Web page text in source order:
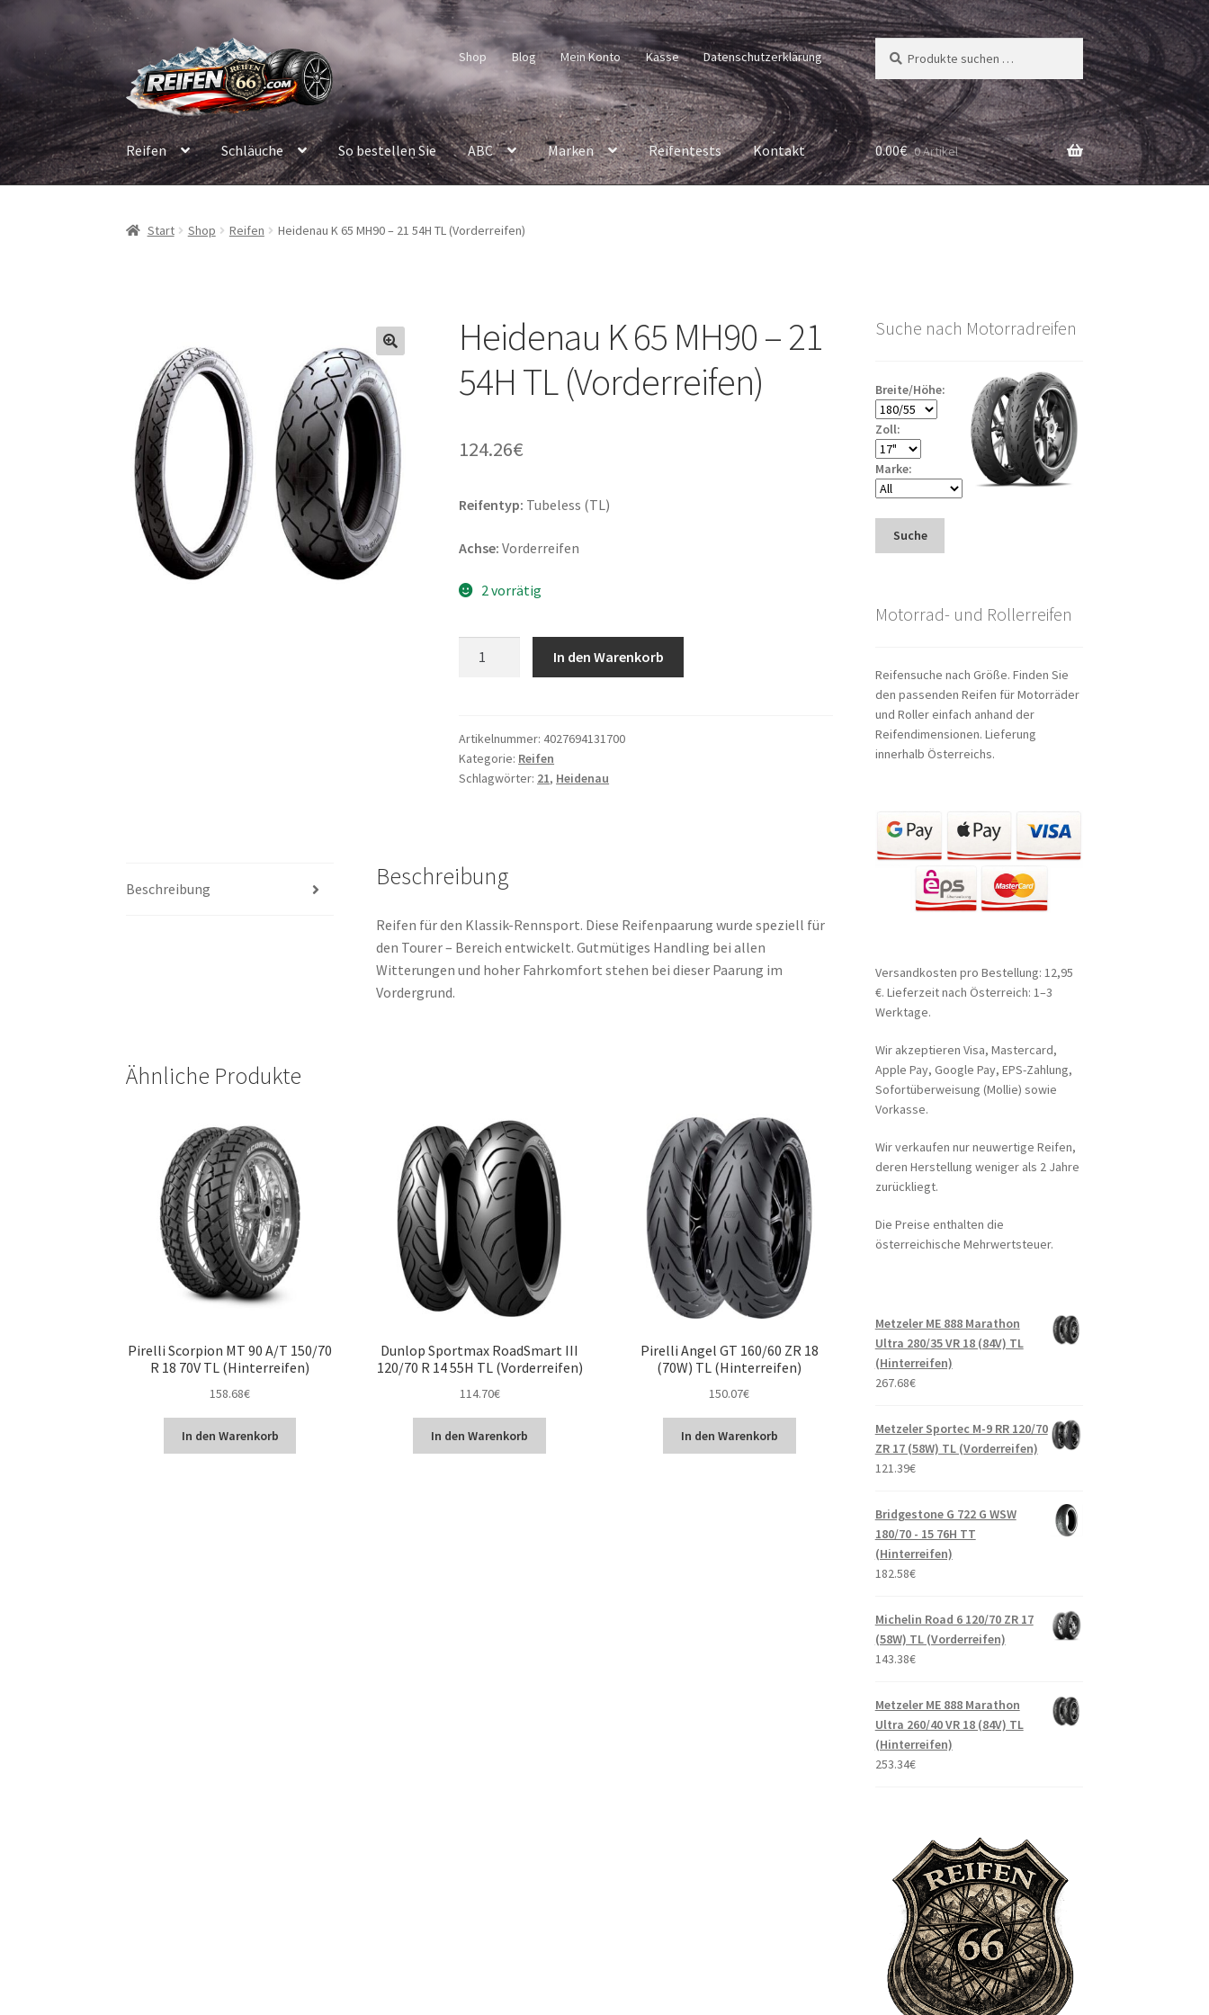
Navigation
springen
Inhalt
springen
Shop Blog Mein Konto Kasse Datenschutzerklärung
Suchen
nach:
Suchen
Reifen Schläuche So bestellen Sie ABC Marken Reifentests Kontakt 0.00€ 0 Artikel
Start Shop Reifen Heidenau K 65 MH90 – 21 54H TL (Vorderreifen)
Heidenau K 65 MH90 – 21
54H TL (Vorderreifen)
124.26€
Reifentyp: Tubeless (TL)
Achse: Vorderreifen
2 vorrätig
-
21
54H
In den Warenkorb
Artikelnummer:4027694131700
Kategorie: Reifen
Schlagwörter: 21, Heidenau
Beschreibung Beschreibung
Reifen für den Klassik-Rennsport. Diese Reifenpaarung wurde speziell für
den Tourer – Bereich entwickelt. Gutmütiges Handling bei allen
Witterungen und hoher Fahrkomfort stehen bei dieser Paarung im
Vordergrund.
Ähnliche Produkte
Pirelli Scorpion MT 90 A/T 150/70
R 18 70V TL (Hinterreifen)
158.68€
In den Warenkorb
Dunlop Sportmax RoadSmart III
120/70 R 14 55H TL (Vorderreifen)
114.70€
In den Warenkorb
Pirelli Angel GT 160/60 ZR 18
(70W) TL (Hinterreifen)
150.07€
In den Warenkorb
Suche nach Motorradreifen
Breite/Höhe:
Zoll:
Marke:
Suche
Motorrad- und Rollerreifen
Reifensuche nach Größe. Finden Sie
den passenden Reifen für Motorräder
und Roller einfach anhand der
Reifendimensionen. Lieferung
innerhalb Österreichs.
Versandkosten pro Bestellung: 12,95
€. Lieferzeit nach Österreich: 1–3
Werktage.
Wir akzeptieren Visa, Mastercard,
Apple Pay, Google Pay, EPS-Zahlung,
Sofortüberweisung (Mollie) sowie
Vorkasse.
Wir verkaufen nur neuwertige Reifen,
deren Herstellung weniger als 2 Jahre
zurückliegt.
Die Preise enthalten die
österreichische Mehrwertsteuer.
Metzeler ME 888 Marathon
Ultra 280/35 VR 18 (84V) TL
(Hinterreifen)
267.68€
Metzeler Sportec M-9 RR 120/70
ZR 17 (58W) TL (Vorderreifen)
121.39€
Bridgestone G 722 G WSW
180/70 - 15 76H TT
(Hinterreifen)
182.58€
Michelin Road 6 120/70 ZR 17
(58W) TL (Vorderreifen)
143.38€
Metzeler ME 888 Marathon
Ultra 260/40 VR 18 (84V) TL
(Hinterreifen)
253.34€